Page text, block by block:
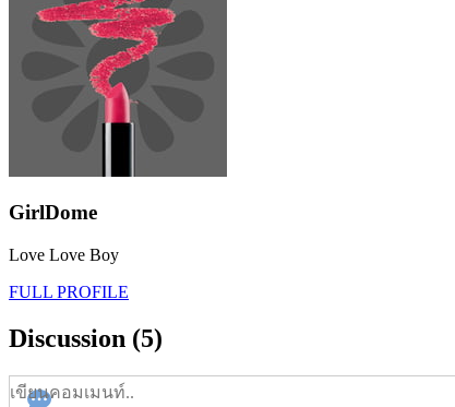
GirlDome
Love Love Boy
FULL PROFILE
Discussion (5)